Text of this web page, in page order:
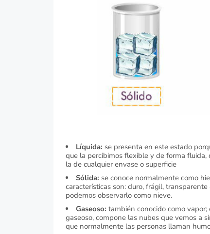
Líquida: se presenta en este estado
que la percibimos flexible y de forma
la de cualquier envase o superficie
Sólida: se conoce normalmente como
características son: duro, frágil,
podemos observarlo como nieve.
Gaseoso: también conocido como
gaseoso, compone las nubes que vemos a
que normalmente las personas llaman